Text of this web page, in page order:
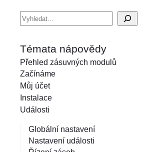
V
h
l
e
d
á
v
Témata nápovědy
Přehled zásuvných modulů
Začínáme
Můj účet
Instalace
Události
Globální nastavení
Nastavení události